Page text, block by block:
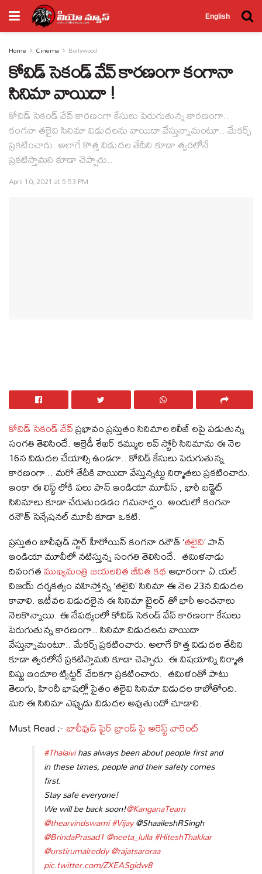
English
Home Cinema Bollywood
కోవిడ్ సెకండ్ వేవ్ కారణంగా కంగానా
సినిమా వాయిదా !
కోవిడ్ సెకండ్ వేవ్ కారణంగా కేసులు పెరుగుతున్న కారణంగా..
కంగనా తలైవి సినిమా విడుదలను వాయిదా వేస్తున్నామంటూ.. మేకర్స్
ప్రకటించారు. అలాగే కొత్త విడుదల తేదీని కూడా త్వరలోనే
ప్రకటిస్తామని కూడా చెప్పారు..
April 10, 2021 at 5:53 PM
కోవిడ్ సెకండ్ వేవ్ప్రభావం ప్రస్తుతం సినిమాల రిలీజ్ లపై పడుతున్న
సంగతి తెలిసిందే. ఆల్రెడీ శేఖర్ కమ్ముల లవ్ స్టోరీ సినిమాను ఈ నెల
16న విడుదల చేయాల్సి ఉండగా.. కోవిడ్ కేసులు పెరుగుతున్న
కారణంగా .. మరో తేదీకి వాయిదా వేస్తున్నట్టు నిర్మాతలు ప్రకటించారు.
ఇంకా ఈ లిస్ట్ లోకి పలు పాన్ ఇండియా మూవీస్ , భారీ బడ్జెట్
సినిమాలు కూడా చేరుతుండడం గమనార్హం. అందులో కంగనా
రనౌత్ సెన్సేషనల్ మూవీ కూడా ఒకటి.
ప్రస్తుతం బాలీవుడ్ స్టార్ హీరోయిన్ కంగనా రనౌత్ ‘తలైవి’ పాన్
ఇండియా మూవీలో నటిస్తున్న సంగతి తెలిసిందే. తమిళనాడు
దివంగతముఖ్యమంత్రి జయలలిత జీవిత కథఆధారంగా ఏ.యల్.
విజయ్ దర్శకత్వం వహిస్తోన్న ‘తలైవి’ సినిమా ఈ నెల 23న విడుదల
కావాలి. ఇటీవల విడుదలైన ఈ సినిమా ట్రైలర్ తో భారీ అంచనాలు
నెలకొన్నాయి. ఈ నేపథ్యంలో కోవిడ్ సెకండ్ వేవ్ కారణంగా కేసులు
పెరుగుతున్న కారణంగా.. సినిమా విడుదలను వాయిదా
వేస్తున్నామంటూ.. మేకర్స్ ప్రకటించారు. అలాగే కొత్త విడుదల తేదీని
కూడా త్వరలోనే ప్రకటిస్తామని కూడా చెప్పారు. ఈ విషయాన్ని నిర్మాత
విష్ణు ఇందూరి ట్విట్టర్ వేదికగా ప్రకటించారు. తమిళంతో పాటు
తెలుగు, హిందీ భాషల్లో సైతం తలైవి సినిమా విడుదల కాబోతోంది.
మరి ఈ సినిమా ఎప్పుడు విడుదల అవుతుందో చూడాలి.
Must Read ;-బాలీవుడ్ ఫైర్ బ్రాండ్ పై అరెస్ట్ వారెంట్
#Thalaivihas always been about people first and
in these times, people and their safety comes
first.
Stay safe everyone!
We will be back soon!@KanganaTeam
@thearvindswami#Vijay@ShaaileshRSingh
@BrindaPrasad1@neeta_lulla#HiteshThakkar
@urstirumalreddy@rajatsaroraa
pic.twitter.com/ZXEASgidw8